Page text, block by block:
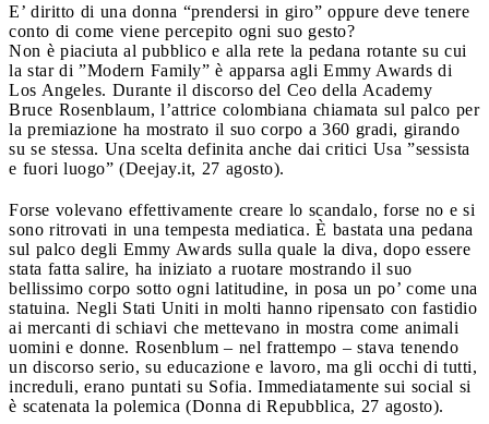
E’ diritto di una donna “prendersi in giro” oppure deve tenere
conto di come viene percepito ogni suo gesto?
Non è piaciuta al pubblico e alla rete la pedana rotante su cui
la star di ”Modern Family” è apparsa agli Emmy Awards di
Los Angeles. Durante il discorso del Ceo della Academy
Bruce Rosenblaum, l’attrice colombiana chiamata sul palco per
la premiazione ha mostrato il suo corpo a 360 gradi, girando
su se stessa. Una scelta definita anche dai critici Usa ”sessista
e fuori luogo” (Deejay.it, 27 agosto).
Forse volevano effettivamente creare lo scandalo, forse no e si
sono ritrovati in una tempesta mediatica. È bastata una pedana
sul palco degli Emmy Awards sulla quale la diva, dopo essere
stata fatta salire, ha iniziato a ruotare mostrando il suo
bellissimo corpo sotto ogni latitudine, in posa un po’ come una
statuina. Negli Stati Uniti in molti hanno ripensato con fastidio
ai mercanti di schiavi che mettevano in mostra come animali
uomini e donne. Rosenblum – nel frattempo – stava tenendo
un discorso serio, su educazione e lavoro, ma gli occhi di tutti,
increduli, erano puntati su Sofia. Immediatamente sui social si
è scatenata la polemica (Donna di Repubblica, 27 agosto).